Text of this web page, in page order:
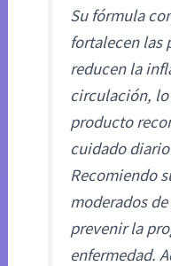
Su fórmula
fortalecen las
reducen la
circulación,
producto
cuidado
Recomiendo
moderados
prevenir la
enfermedad.